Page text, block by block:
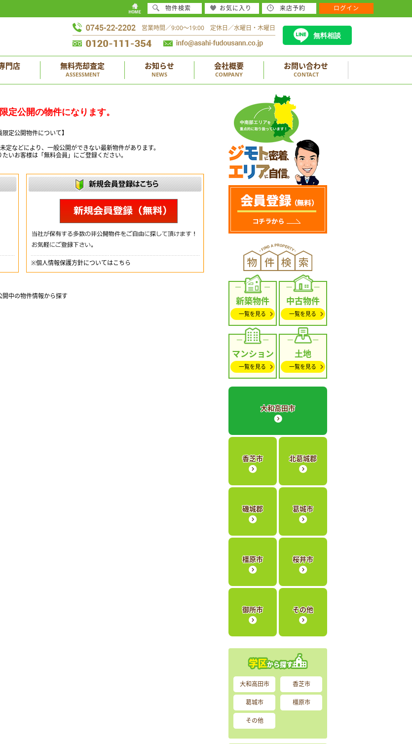
営業時間／9:00～19:00 定休日／水曜日・木曜日
無料相談
門店 無料売却査定
ASSESSMENT
お知らせ
NEWS
会社概要
COMPANY
お問い合わせ
CONTACT
定公開の物件になります。
限定公開物件について】
定などにより、一般公開ができない最新物件があります。
いお客様は「無料会員」にご登録ください。
※個人情報保護方針についてはこちら
開中の物件情報から探す 新築物件
一覧を見る
中古物件
一覧を見る
マンション
一覧を見る
土地
一覧を見る
大和高田市
香芝市 北葛城郡
磯城郡 葛城市
橿原市 桜井市
御所市 その他
大和高田市 香芝市
葛城市 橿原市
その他
物件検索 お気に入り 来店予約 ログイン